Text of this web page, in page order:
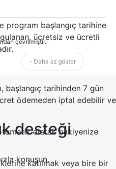
çevrilmiştir.
program başlangıç tarihine
ücretsiz ve ücretli
başlangıç tarihinden 7 gün
ödemeden iptal edebilir ve
olarak bakiyenize
katılmak veya bire bir
- Daha az göster
desteği
konuşun.